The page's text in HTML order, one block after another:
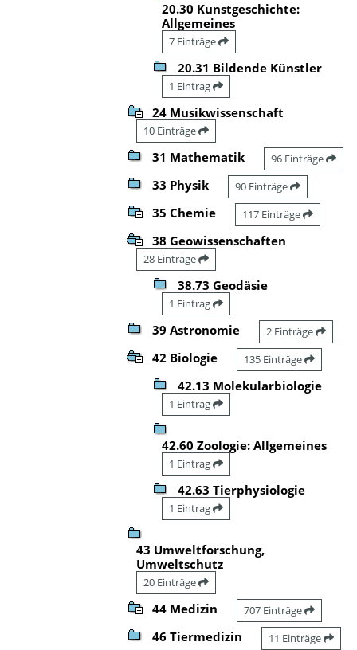
20.30 Kunstgeschichte:
Allgemeines
7 Einträge
20.31 Bildende Künstler
1 Eintrag
24 Musikwissenschaft
10 Einträge
31 Mathematik 96 Einträge
33 Physik 90 Einträge
35 Chemie 117 Einträge
38 Geowissenschaften
28 Einträge
38.73 Geodäsie
1 Eintrag
39 Astronomie 2 Einträge
42 Biologie 135 Einträge
42.13 Molekularbiologie
1 Eintrag
42.60 Zoologie: Allgemeines
1 Eintrag
42.63 Tierphysiologie
1 Eintrag
43 Umweltforschung,
Umweltschutz
20 Einträge
44 Medizin 707 Einträge
46 Tiermedizin 11 Einträge